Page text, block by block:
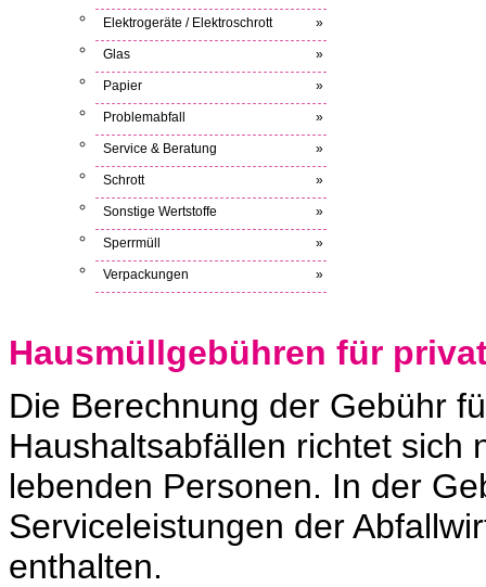
Elektrogeräte / Elektroschrott »
Glas »
Papier »
Problemabfall »
Service & Beratung »
Schrott »
Sonstige Wertstoffe »
Sperrmüll »
Verpackungen »
Hausmüllgebühren für
Die Berechnung der Gebühr
Haushaltsabfällen richtet sich
lebenden Personen. In der
Serviceleistungen der
enthalten.